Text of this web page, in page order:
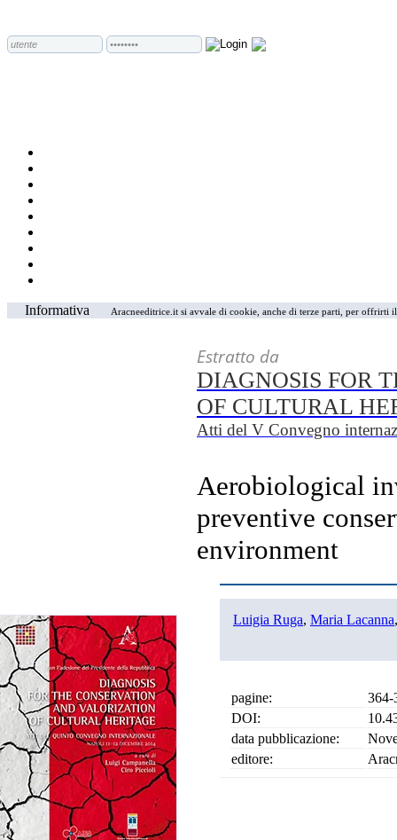
Informativa Aracneeditrice.it si avvale di cookie, anche di terze parti, per
Estratto da
DIAGNOSIS FOR
OF CULTURAL
Atti del V Convegno
Aerobiological
preventive
environment
Luigia Ruga, Maria Lacanna
pagine:
364-
DOI:
data pubblicazione:
editore: